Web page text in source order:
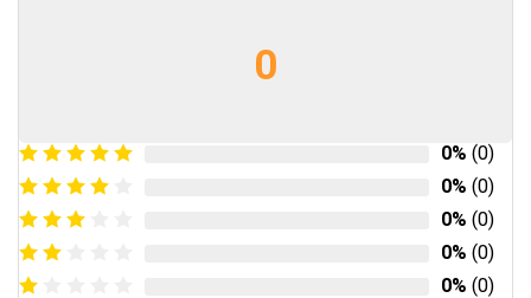
0
0% (0)
0% (0)
0% (0)
0% (0)
0% (0)